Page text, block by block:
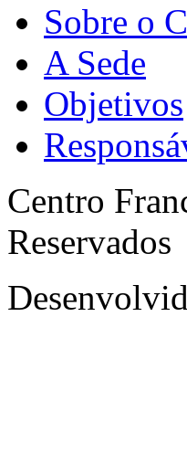
Sobre o
A Sede
Objetivos
Centro
Reservados